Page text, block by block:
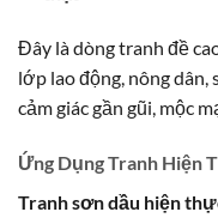
Đây là dòng tranh đề
lớp lao động, nông
cảm giác gần gũi, mộc
Ứng Dụng Tranh Hiện
Tranh sơn dầu hiện